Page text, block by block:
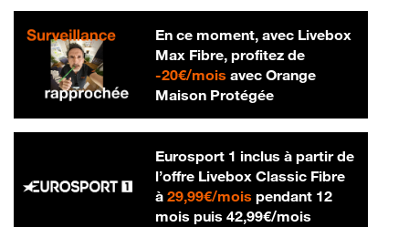
En ce moment, avec Livebox
Max Fibre, profitez de
-20€/mois20 € par mois
avec Orange
Maison Protégée
Eurosport 1 inclus à partir de
l’offre Livebox Classic Fibre
à 29,99€/mois29,99 € par mois
pendant 12
mois puis 42,99€/mois42,99 € par